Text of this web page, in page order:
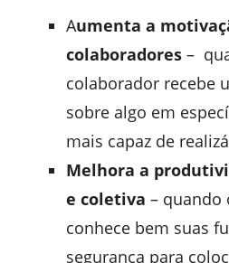
Aumenta a
colaboradores –
colaborador recebe
sobre algo em
mais capaz de
Melhora a
e coletiva – quando
conhece bem suas
segurança para